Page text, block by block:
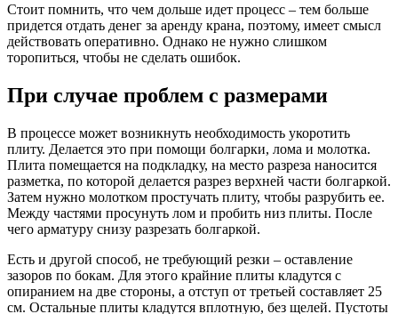
Стоит помнить, что чем дольше идет процесс – тем больше
придется отдать денег за аренду крана, поэтому, имеет смысл
действовать оперативно. Однако не нужно слишком
торопиться, чтобы не сделать ошибок.
При случае проблем с размерами
В процессе может возникнуть необходимость укоротить
плиту. Делается это при помощи болгарки, лома и молотка.
Плита помещается на подкладку, на место разреза наносится
разметка, по которой делается разрез верхней части болгаркой.
Затем нужно молотком простучать плиту, чтобы разрубить ее.
Между частями просунуть лом и пробить низ плиты. После
чего арматуру снизу разрезать болгаркой.
Есть и другой способ, не требующий резки – оставление
зазоров по бокам. Для этого крайние плиты кладутся с
опиранием на две стороны, а отступ от третьей составляет 25
см. Остальные плиты кладутся вплотную, без щелей. Пустоты